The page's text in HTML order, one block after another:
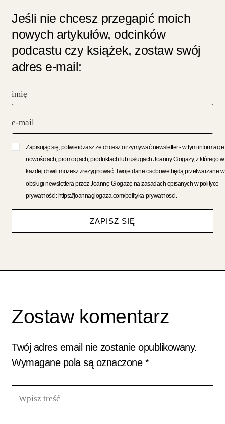
Jeśli nie chcesz przegapić moich
nowych artykułów, odcinków
podcastu czy książek, zostaw swój
adres e-mail:
Zapisując się, potwierdzasz że chcesz otrzymywać newsletter - w tym informacje
nowościach, promocjach, produktach lub usługach Joanny Glogazy, z którego w
każdej chwili możesz zrezygnować. Twoje dane osobowe będą przetwarzane
obsługi newslettera przez Joannę Glogazę na zasadach opisanych w polityce
prywatności: https://joannaglogaza.com/polityka-prywatnosci.
ZAPISZ SIĘ
Zostaw komentarz
Twój adres email nie zostanie opublikowany.
Wymagane pola są oznaczone *
treść